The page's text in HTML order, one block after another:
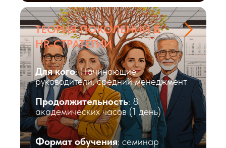
ТЕОРИЯ ПОКОЛЕНИЙ В
HR-СТРАТЕГИИ
Для кого: Начинающие
руководители, средний менеджмент
Продолжительность: 8
академических часов (1 день)
Формат обучения: семинар